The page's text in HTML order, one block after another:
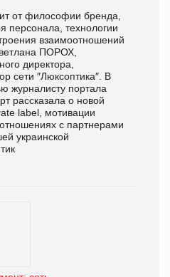
от философии бренда,
персонала, технологии
взаимоотношений
ПОРОХ,
директора,
сети ″Люксоптика″. В
журналисту портала
рассказала о новой
label, мотивации
с партнерами
украинской